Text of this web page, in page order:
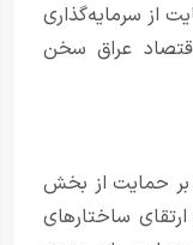
از سرمایه‌گذاری
عراق سخن
بر حمایت از بخش
ساختارهای